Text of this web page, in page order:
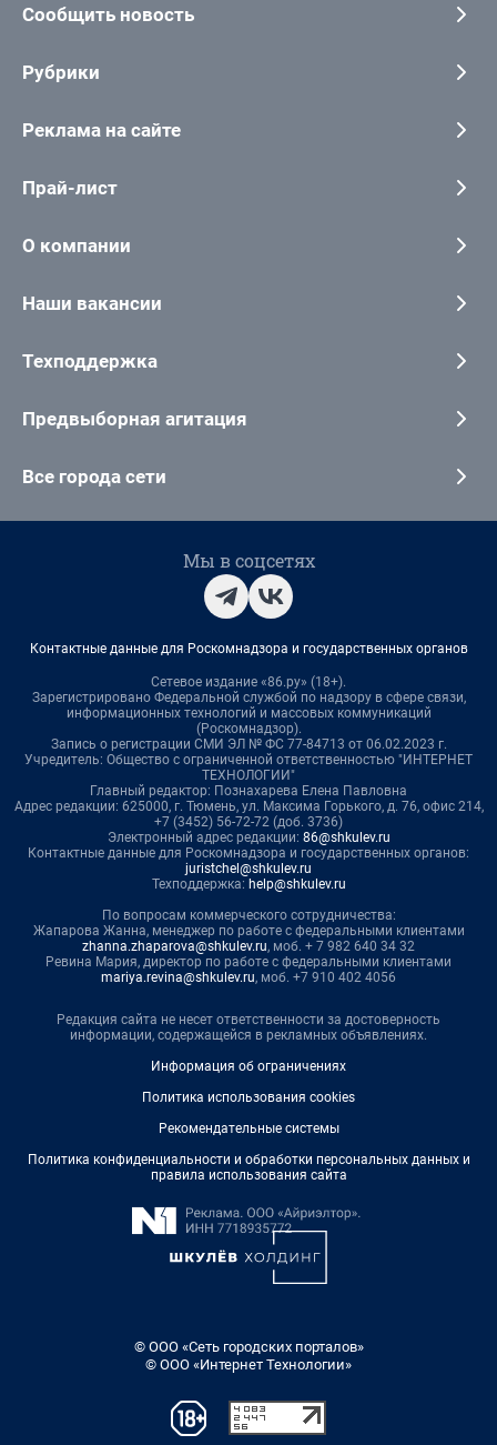
Сообщить новость
Рубрики
Реклама на сайте
Прай-лист
О компании
Наши вакансии
Техподдержка
Предвыборная агитация
Все города сети
Мы в соцсетях
Контактные данные для Роскомнадзора и государственных органов
Сетевое издание «86.ру» (18+).
Зарегистрировано Федеральной службой по надзору в сфере связи,
информационных технологий и массовых коммуникаций
(Роскомнадзор).
Запись о регистрации СМИ ЭЛ № ФС 77-84713 от 06.02.2023 г.
Учредитель: Общество с ограниченной ответственностью "ИНТЕРНЕТ
ТЕХНОЛОГИИ"
Главный редактор: Познахарева Елена Павловна
Адрес редакции: 625000, г. Тюмень, ул. Максима Горького, д. 76, офис 214,
+7 (3452) 56-72-72 (доб. 3736)
Электронный адрес редакции: 86@shkulev.ru
Контактные данные для Роскомнадзора и государственных органов:
juristchel@shkulev.ru
Техподдержка: help@shkulev.ru
По вопросам коммерческого сотрудничества:
Жапарова Жанна, менеджер по работе с федеральными клиентами
zhanna.zhaparova@shkulev.ru, моб. + 7 982 640 34 32
Ревина Мария, директор по работе с федеральными клиентами
mariya.revina@shkulev.ru, моб. +7 910 402 4056
Редакция сайта не несет ответственности за достоверность
информации, содержащейся в рекламных объявлениях.
Информация об ограничениях
Политика использования cookies
Рекомендательные системы
Политика конфиденциальности и обработки персональных данных и
правила использования сайта
© ООО «Сеть городских порталов»
© ООО «Интернет Технологии»